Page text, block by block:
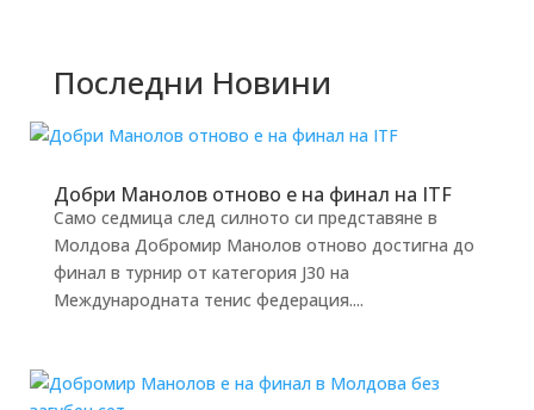
Последни Новини
Добри Манолов отново е на финал на ITF
Само седмица след силното си представяне в
Молдова Добромир Манолов отново достигна до
финал в турнир от категория J30 на
Международната тенис федерация....